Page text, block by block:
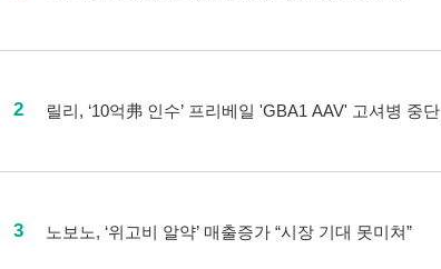
2 릴리, ‘10억弗 인수’ 프리베일 'GBA1 AAV' 고셔병 중단
3 노보노, ‘위고비 알약’ 매출증가 “시장 기대 못미쳐”